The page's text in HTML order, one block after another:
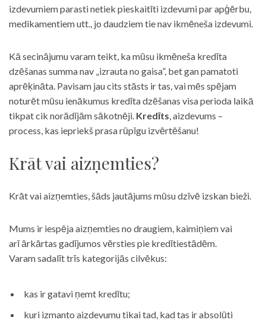
izdevumiem parasti netiek pieskaitīti izdevumi par apģērbu,
medikamentiem utt., jo daudziem tie nav ikmēneša izdevumi.
Kā secinājumu varam teikt, ka mūsu ikmēneša kredīta
dzēšanas summa nav „izrauta no gaisa”, bet gan pamatoti
aprēķināta. Pavisam jau cits stāsts ir tas, vai mēs spējam
noturēt mūsu ienākumus kredīta dzēšanas visa perioda laikā
tikpat cik norādījām sākotnēji. Kredīts, aizdevums –
process, kas iepriekš prasa rūpīgu izvērtēšanu!
Krāt vai aizņemties?
Krāt vai aizņemties, šāds jautājums mūsu dzīvē izskan bieži.
Mums ir iespēja aizņemties no draugiem, kaimiņiem vai
arī ārkārtas gadījumos vērsties pie kredītiestādēm.
Varam sadalīt trīs kategorijās cilvēkus:
kas ir gatavi ņemt kredītu;
kuri izmanto aizdevumu tikai tad, kad tas ir absolūti